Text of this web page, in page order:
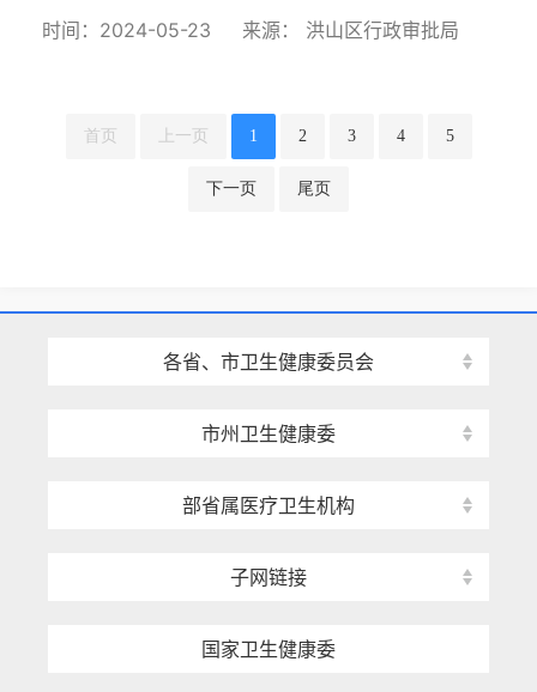
时间：2024-05-23 来源： 洪山区行政审批局
首页 上一页 1 2 3 4 5
下一页 尾页
各省、市卫生健康委员会
市州卫生健康委
部省属医疗卫生机构
子网链接
国家卫生健康委